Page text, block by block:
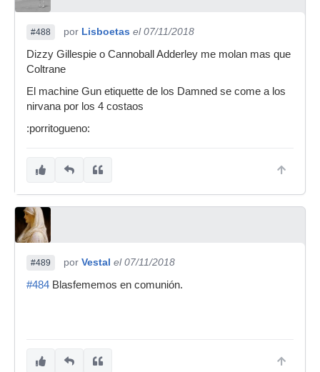
#488 por Lisboetas el 07/11/2018
Dizzy Gillespie o Cannoball Adderley me molan mas que
Coltrane
El machine Gun etiquette de los Damned se come a los
nirvana por los 4 costaos
:porritogueno:
#489 por Vestal el 07/11/2018
#484 Blasfememos en comunión.